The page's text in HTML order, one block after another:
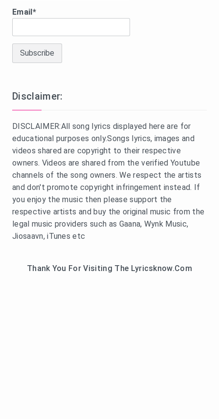
Email*
Disclaimer:
DISCLAIMER:All song lyrics displayed here are for
educational purposes only.Songs lyrics, images and
videos shared are copyright to their respective
owners. Videos are shared from the verified Youtube
channels of the song owners. We respect the artists
and don't promote copyright infringement instead. If
you enjoy the music then please support the
respective artists and buy the original music from the
legal music providers such as Gaana, Wynk Music,
Jiosaavn, iTunes etc
Thank You For Visiting The Lyricsknow.Com